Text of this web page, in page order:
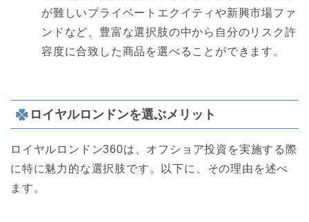
が難しいプライベートエクイティや新興市場ファ
ンドなど、豊富な選択肢の中から自分のリスク許
容度に合致した商品を選べることができます。
ロイヤルロンドンを選ぶメリット
ロイヤルロンドン360は、オフショア投資を実施する際
に特に魅力的な選択肢です。以下に、その理由を述べ
ます。